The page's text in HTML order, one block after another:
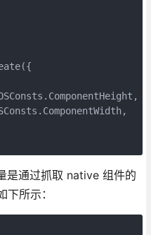
是通过抓取 native 组件的
所示：